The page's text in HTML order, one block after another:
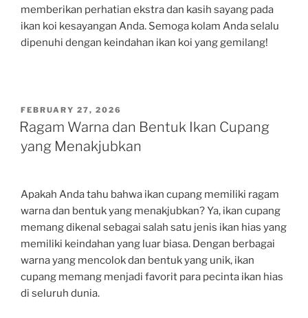
memberikan perhatian ekstra dan kasih sayang pada
ikan koi kesayangan Anda. Semoga kolam Anda selalu
dipenuhi dengan keindahan ikan koi yang gemilang!
POSTED
ON
FEBRUARY 27, 2026
Ragam Warna dan Bentuk Ikan Cupang
yang Menakjubkan
Apakah Anda tahu bahwa ikan cupang memiliki ragam
warna dan bentuk yang menakjubkan? Ya, ikan cupang
memang dikenal sebagai salah satu jenis ikan hias yang
memiliki keindahan yang luar biasa. Dengan berbagai
warna yang mencolok dan bentuk yang unik, ikan
cupang memang menjadi favorit para pecinta ikan hias
di seluruh dunia.